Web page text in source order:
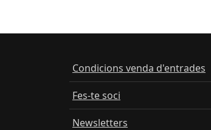
Condicions venda d'entrades
Fes-te soci
Newsletters